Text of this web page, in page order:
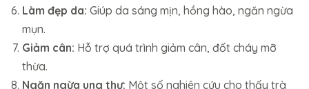
Làm đẹp da: Giúp da sáng mịn, hồng hào, ngăn ngừa
mụn.
Giảm cân: Hỗ trợ quá trình giảm cân, đốt cháy mỡ
thừa.
Ngăn ngừa ung thư: Một số nghiên cứu cho thấy trà